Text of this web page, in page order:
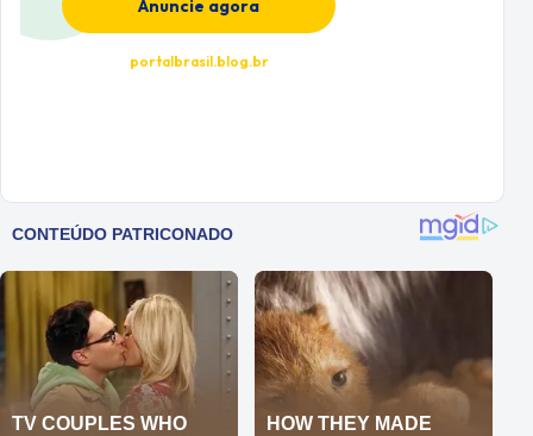
Anuncie agora
portalbrasil.blog.br